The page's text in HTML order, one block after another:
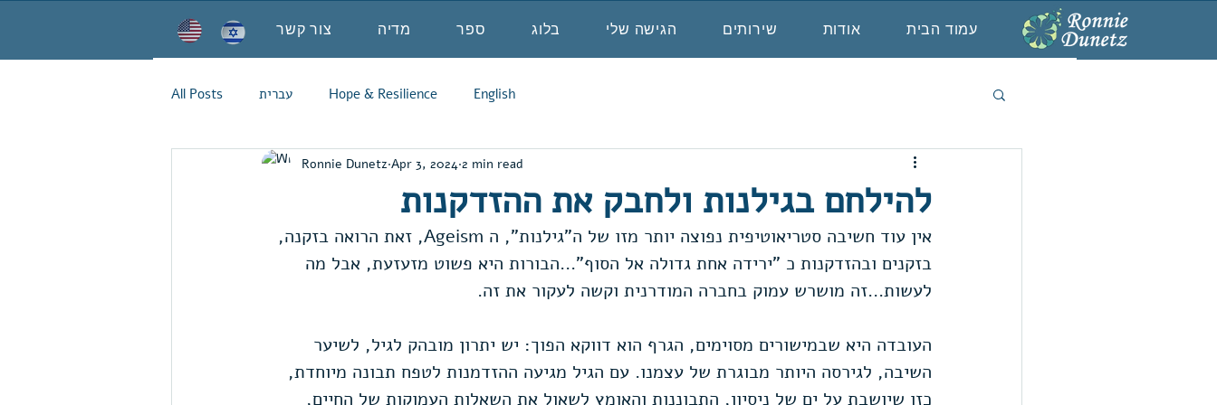
עמוד הבית אודות שירותים הגישה שלי בלוג ספר מדיה צור קשר
All Posts עברית Hope & Resilience English
להילחם בגילנות ולחבק את ההזדקנות
Ronnie Dunetz Apr 3, 2024 2 min read
אין עוד חשיבה סטריאוטיפית נפוצה יותר מזו של ה"גילנות", ה Ageism, זאת הרואה בזקנה,
בזקנים ובהזדקנות כ "ירידה אחת גדולה אל הסוף"...הבורות היא פשוט מזעזעת, אבל מה
לעשות...זה מושרש עמוק בחברה המודרנית וקשה לעקור את זה.
העובדה היא שבמישורים מסוימים, הגרף הוא דווקא הפוך: יש יתרון מובהק לגיל, לשיער
השיבה, לגירסה היותר מבוגרת של עצמנו. עם הגיל מגיעה ההזדמנות לטפח תבונה מיוחדת,
כזו שיושבת על ים של ניסיון, התבוננות והאומץ לשאול את השאלות העמוקות של החיים,